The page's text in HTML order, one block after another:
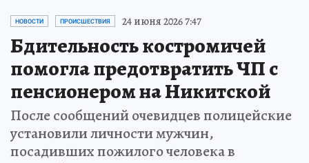
НОВОСТИ ПРОИСШЕСТВИЯ 24 июня 2026 7:47
Бдительность костромичей
помогла предотвратить ЧП с
пенсионером на Никитской
После сообщений очевидцев полицейские
установили личности мужчин,
посадивших пожилого человека в